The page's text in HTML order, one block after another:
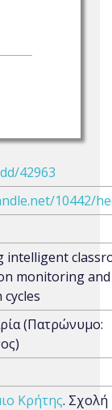
42963
10442/
intelligent
monitoring and
(Πατρώνυμο:
Κρήτης. Σχολή